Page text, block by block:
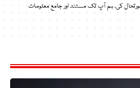
کی، ہم آپ تک مستند اور جامع معلومات